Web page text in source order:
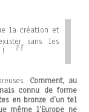
la création et
sans les
Comment, au
connu de forme
en bronze d’un tel